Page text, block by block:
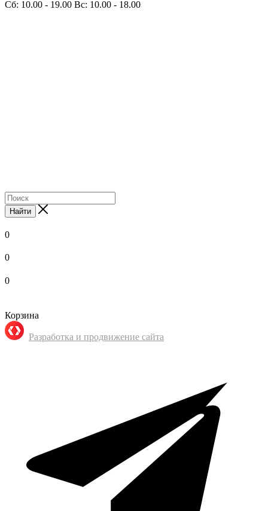
Сб: 10.00 - 19.00 Вс: 10.00 - 18.00
Найти
0
0
0
Корзина
Разработка и продвижение сайта